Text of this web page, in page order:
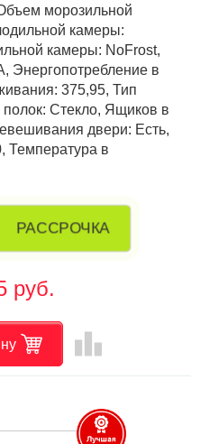
морозильной
камеры:
камеры: NoFrost,
Энергопотребление в
375,95, Тип
Стекло, Ящиков в
двери: Есть,
Температура в
РАССРОЧКА
руб.
leaderboard